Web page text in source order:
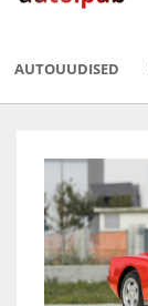
AUTOUUDISED